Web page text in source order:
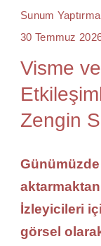
Sunum
30 Temmuz
Visme
Zengin
İzleyicileri
görsel